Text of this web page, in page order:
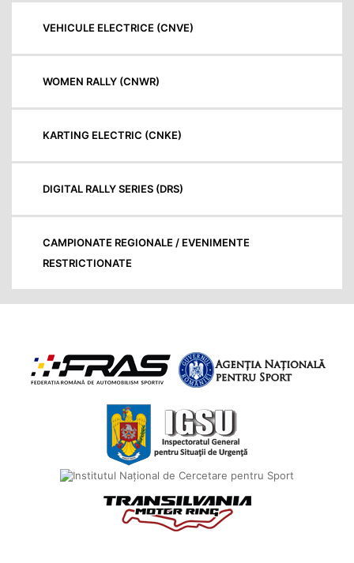
VEHICULE ELECTRICE (CNVE)
WOMEN RALLY (CNWR)
KARTING ELECTRIC (CNKE)
DIGITAL RALLY SERIES (DRS)
CAMPIONATE REGIONALE / EVENIMENTE
RESTRICTIONATE